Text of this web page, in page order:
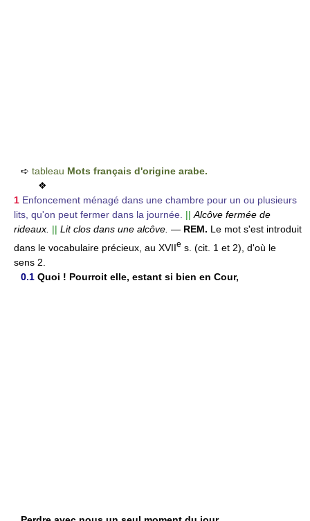
➪ tableau Mots français d'origine arabe.
❖
1 Enfoncement ménagé dans une chambre pour un ou plusieurs
lits, qu'on peut fermer dans la journée. || Alcôve fermée de
rideaux. || Lit clos dans une alcôve. — REM. Le mot s'est introduit
dans le vocabulaire précieux, au XVIIe s. (cit. 1 et 2), d'où le
sens 2.
0.1 Quoi ! Pourroit elle, estant si bien en Cour,